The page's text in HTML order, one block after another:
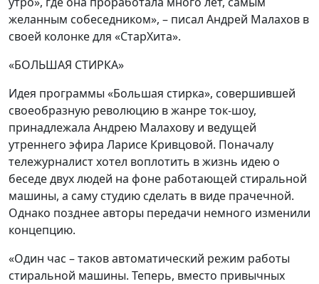
желанным собеседником», – писал Андрей Малахов в
своей колонке для «СтарХита».
«БОЛЬШАЯ СТИРКА»
Идея программы «Большая стирка», совершившей
своеобразную революцию в жанре ток-шоу,
принадлежала Андрею Малахову и ведущей
утреннего эфира Ларисе Кривцовой. Поначалу
тележурналист хотел воплотить в жизнь идею о
беседе двух людей на фоне работающей стиральной
машины, а саму студию сделать в виде прачечной.
Однако позднее авторы передачи немного изменили
концепцию.
«Один час – таков автоматический режим работы
стиральной машины. Теперь, вместо привычных